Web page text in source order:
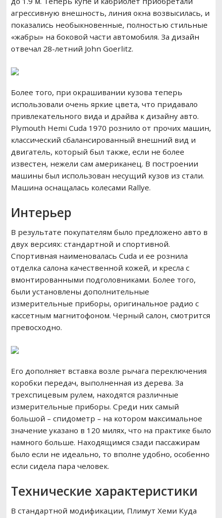
агрессивную внешность, линия окна возвысилась, и
показались необыкновенные, полностью стильные
«жабры» на боковой части автомобиля. За дизайн
отвечал 28-летний John Goerlitz.
Более того, при окрашивании кузова теперь
использовали очень яркие цвета, что придавало
привлекательного вида и драйва к дизайну авто.
Plymouth Hemi Cuda 1970 рознило от прочих машин,
классический сбалансированный внешний вид и
двигатель, который был также, если не более
известен, нежели сам американец. В построении
машины был использован несущий кузов из стали.
Машина оснащалась колесами Rallye.
Интерьер
В результате покупателям было предложено авто в
двух версиях: стандартной и спортивной.
Спортивная наименовалась Cuda и ее рознила
отделка салона качественной кожей, и кресла с
вмонтированными подголовниками. Более того,
были установлены дополнительные
измерительные приборы, оригинальное радио с
кассетным магнитофоном. Черный салон, смотрится
превосходно.
Его дополняет вставка возле рычага переключения
коробки передач, выполненная из дерева. За
трехспицевым рулем, находятся различные
измерительные приборы. Среди них самый
большой – спидометр – на котором максимальное
значение указано в 120 милях, что на практике было
намного больше. Находящимся сзади пассажирам
было если не идеально, то вполне удобно, особенно
если сидела пара человек.
Технические характеристики
В стандартной модификации, Плимут Хеми Куда